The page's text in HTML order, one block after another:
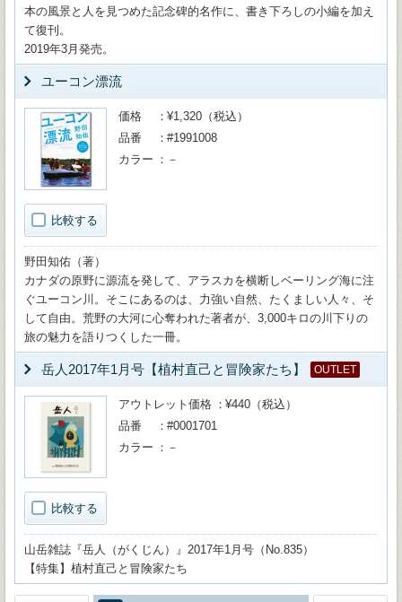
本の風景と人を見つめた記念碑的名作に、書き下ろしの小編を加え
て復刊。
2019年3月発売。
ユーコン漂流
比較する
価格
¥1,320（税込）
品番
#1991008
カラー
－
野田知佑（著）
カナダの原野に源流を発して、アラスカを横断しベーリング海に注
ぐユーコン川。そこにあるのは、力強い自然、たくましい人々、そ
して自由。荒野の大河に心奪われた著者が、3,000キロの川下りの
旅の魅力を語りつくした一冊。
岳人2017年1月号【植村直己と冒険家たち】 OUTLET
比較する
アウトレット価格
¥440（税込）
品番
#0001701
カラー
－
山岳雑誌『岳人（がくじん）』2017年1月号（No.835）
【特集】植村直己と冒険家たち